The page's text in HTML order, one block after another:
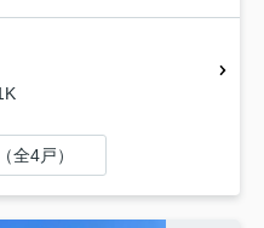
全4戸）